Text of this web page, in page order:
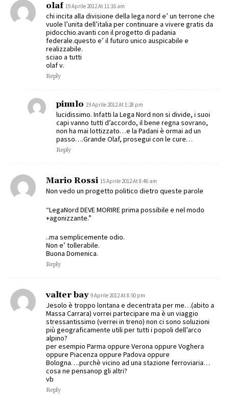
olaf 19 Aprile 2012 At 11:16 am
chi incita alla divisione della lega nord e’ un terrone che
vuole l’unita dell’italia per continuare a vivere gratis da
pidocchio.avanti con il progetto di padania
federale.questo e’ il futuro unico auspicabile e
realizzabile.
sciao a tutti
olaf v.
Reply
pinulo 19 Aprile 2012 At 1:28 pm
lucidissimo. Infatti la Lega Nord non si divide, i suoi
capi vanno tutti d’accordo, il bene regna sovrano,
non ha mai lottizzato…e la Padani è ormai ad un
passo….Grande Olaf, prosegui con le cure…
Reply
Mario Rossi 15 Aprile 2012 At 8:46 am
Non vedo un progetto politico dietro queste parole
“LegaNord DEVE MORIRE prima possibile e nel modo
+agonizzante.”
..ma semplicemente odio.
Non e’ tollerabile.
Buona Domenica.
Reply
valter bay 9 Aprile 2012 At 8:50 pm
Jesolo è troppo lontana e decentrata per me…(abito a
Massa Carrara) vorrei partecipare ma è un viaggio
stressantissimo (verrei in treno) non ci sono soluzioni
più geograficamente utili per tutti i popoli dell’arco
alpino?
per esempio Parma oppure Verona oppure Voghera
oppure Piacenza oppure Padova oppure
Bologna….purchè vicino ad una stazione ferroviaria…
cosa ne pensanop gli altri?
vb
Reply